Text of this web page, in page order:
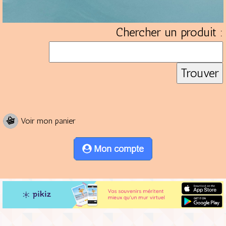
Chercher un produit :
Voir mon panier